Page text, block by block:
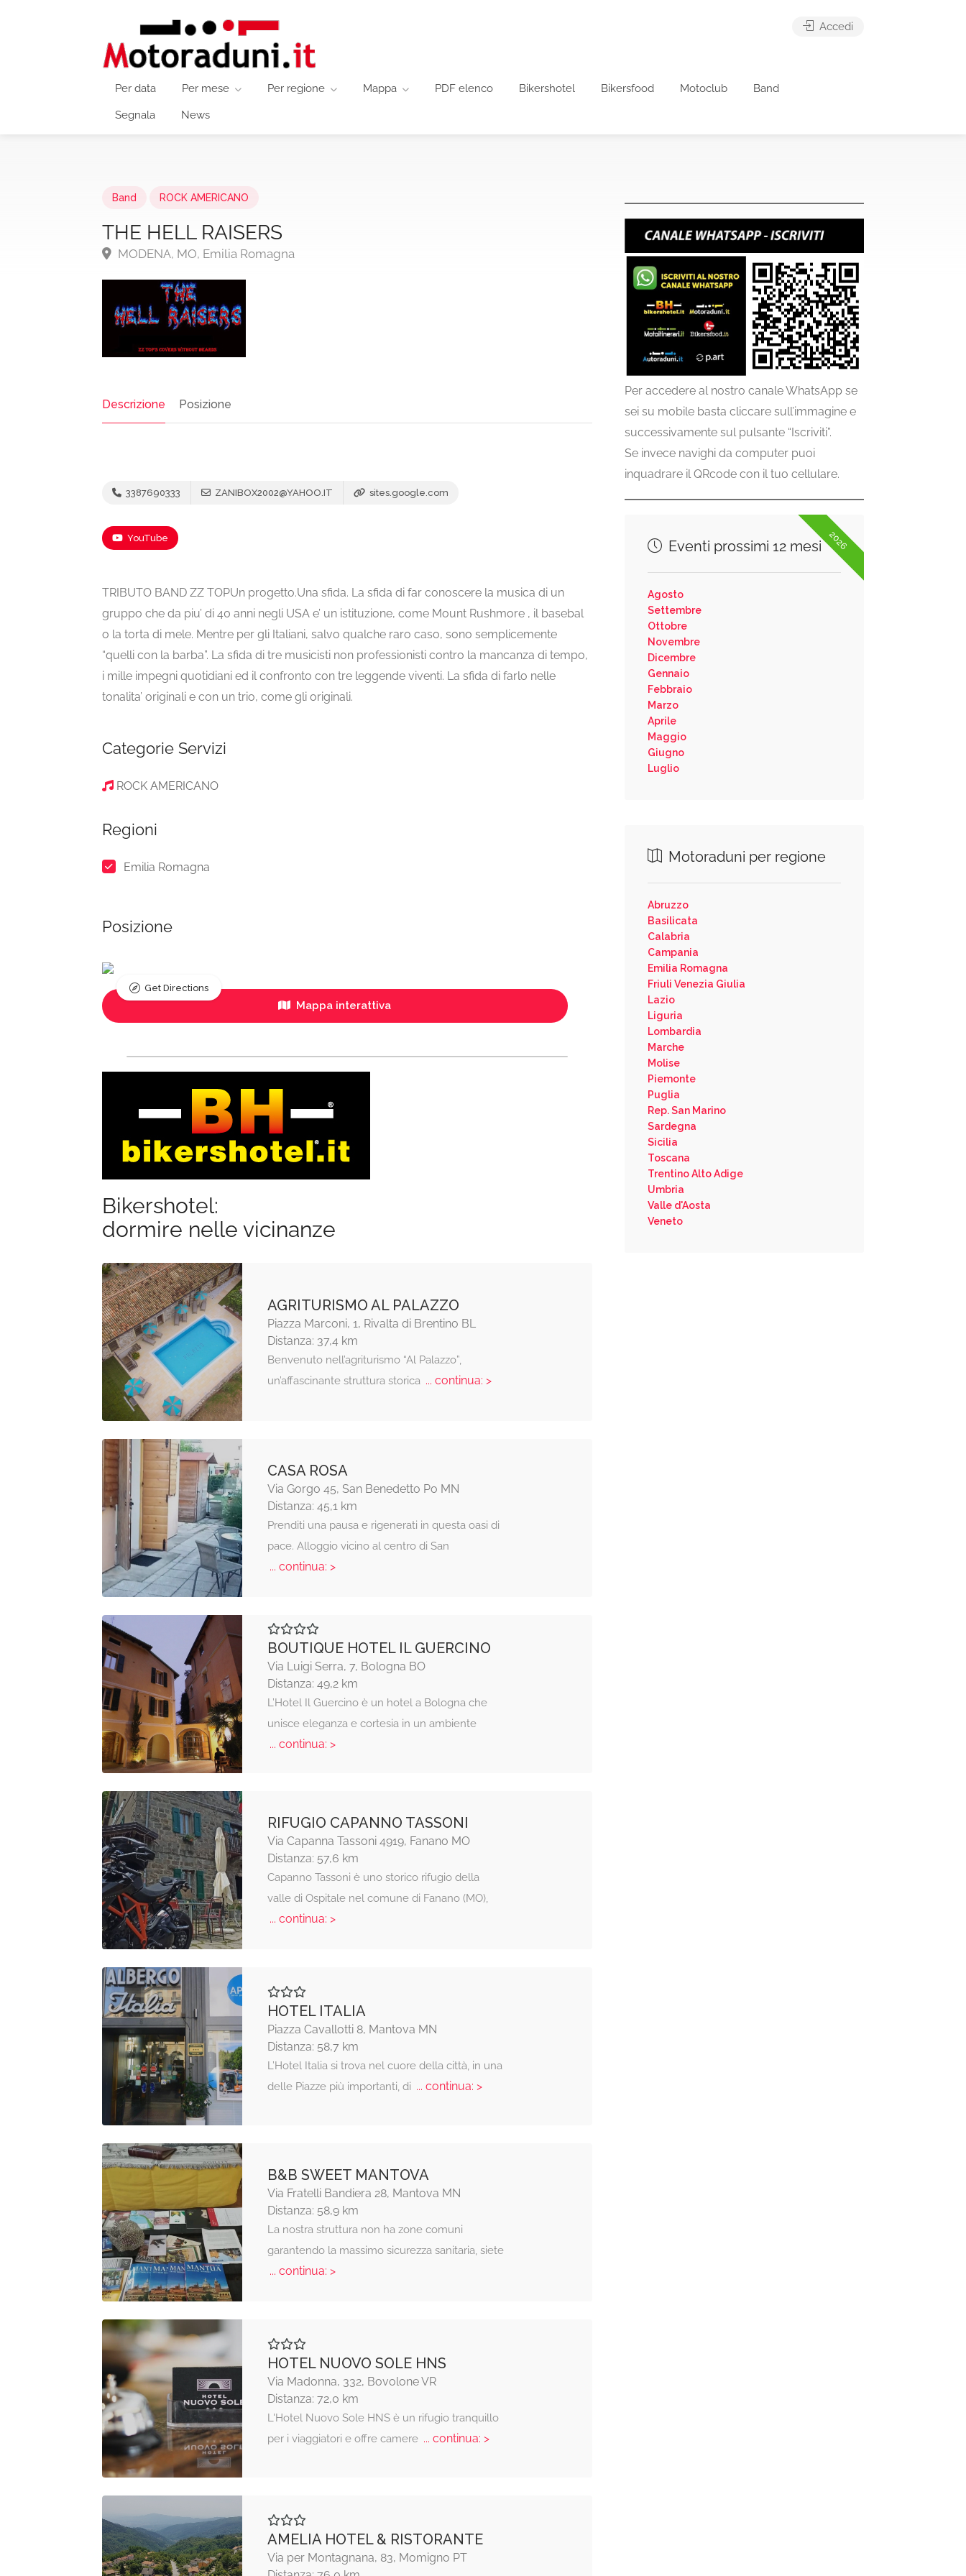
Per data Per mese Per regione Mappa PDF elenco Bikershotel Bikersfood Motoclub Band
Segnala News
Accedi
Band ROCK AMERICANO
THE HELL RAISERS
MODENA, MO, Emilia Romagna
Descrizione Posizione
3387690333 ZANIBOX2002@YAHOO.IT sites.google.com
YouTube
TRIBUTO BAND ZZ TOPUn progetto.Una sfida. La sfida di far conoscere la musica di un
gruppo che da piu’ di 40 anni negli USA e’ un istituzione, come Mount Rushmore , il basebal
o la torta di mele. Mentre per gli Italiani, salvo qualche raro caso, sono semplicemente
“quelli con la barba”. La sfida di tre musicisti non professionisti contro la mancanza di tempo,
i mille impegni quotidiani ed il confronto con tre leggende viventi. La sfida di farlo nelle
tonalita’ originali e con un trio, come gli originali.
Categorie Servizi
ROCK AMERICANO
Regioni
Emilia Romagna
Posizione
Mappa interattiva
Get Directions
Bikershotel:
dormire nelle vicinanze
AGRITURISMO AL PALAZZO
Piazza Marconi, 1, Rivalta di Brentino BL
Distanza: 37,4 km
Benvenuto nell’agriturismo “Al Palazzo”,
un’affascinante struttura storica... continua: >
CASA ROSA
Via Gorgo 45, San Benedetto Po MN
Distanza: 45,1 km
Prenditi una pausa e rigenerati in questa oasi di
pace. Alloggio vicino al centro di San
... continua: >
BOUTIQUE HOTEL IL GUERCINO
Via Luigi Serra, 7, Bologna BO
Distanza: 49,2 km
L’Hotel Il Guercino è un hotel a Bologna che
unisce eleganza e cortesia in un ambiente
... continua: >
RIFUGIO CAPANNO TASSONI
Via Capanna Tassoni 4919, Fanano MO
Distanza: 57,6 km
Capanno Tassoni è uno storico rifugio della
valle di Ospitale nel comune di Fanano (MO),
... continua: >
HOTEL ITALIA
Piazza Cavallotti 8, Mantova MN
Distanza: 58,7 km
L’Hotel Italia si trova nel cuore della città, in una
delle Piazze più importanti, di... continua: >
B&B SWEET MANTOVA
Via Fratelli Bandiera 28, Mantova MN
Distanza: 58,9 km
La nostra struttura non ha zone comuni
garantendo la massimo sicurezza sanitaria, siete
... continua: >
HOTEL NUOVO SOLE HNS
Via Madonna, 332, Bovolone VR
Distanza: 72,0 km
L'Hotel Nuovo Sole HNS è un rifugio tranquillo
per i viaggiatori e offre camere... continua: >
AMELIA HOTEL & RISTORANTE
Via per Montagnana, 83, Momigno PT
Per accedere al nostro canale WhatsApp se
sei su mobile basta cliccare sull’immagine e
successivamente sul pulsante “Iscriviti”.
Se invece navighi da computer puoi
inquadrare il QRcode con il tuo cellulare.
2026
Eventi prossimi 12 mesi
Agosto
Settembre
Ottobre
Novembre
Dicembre
Gennaio
Febbraio
Marzo
Aprile
Maggio
Giugno
Luglio
Motoraduni per regione
Abruzzo
Basilicata
Calabria
Campania
Emilia Romagna
Friuli Venezia Giulia
Lazio
Liguria
Lombardia
Marche
Molise
Piemonte
Puglia
Rep. San Marino
Sardegna
Sicilia
Toscana
Trentino Alto Adige
Umbria
Valle d'Aosta
Veneto